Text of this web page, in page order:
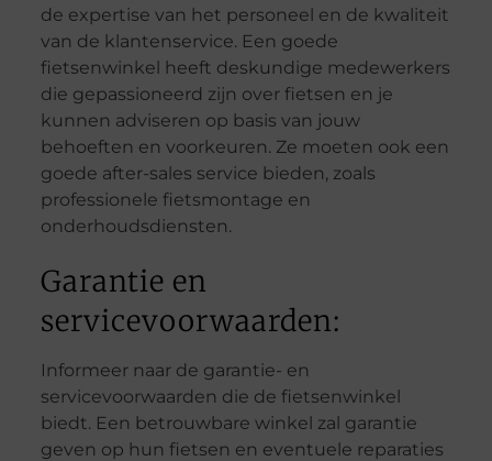
de expertise van het personeel en de kwaliteit
van de klantenservice. Een goede
fietsenwinkel heeft deskundige medewerkers
die gepassioneerd zijn over fietsen en je
kunnen adviseren op basis van jouw
behoeften en voorkeuren. Ze moeten ook een
goede after-sales service bieden, zoals
professionele fietsmontage en
onderhoudsdiensten.
Garantie en
servicevoorwaarden:
Informeer naar de garantie- en
servicevoorwaarden die de fietsenwinkel
biedt. Een betrouwbare winkel zal garantie
geven op hun fietsen en eventuele reparaties